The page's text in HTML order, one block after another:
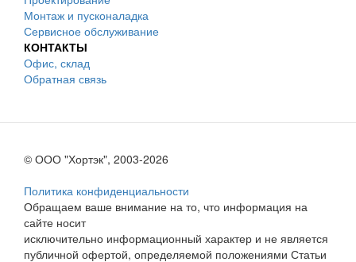
Монтаж и пусконаладка
Сервисное обслуживание
КОНТАКТЫ
Офис, склад
Обратная связь
© ООО "Хортэк", 2003-2026
Политика конфиденциальности
Обращаем ваше внимание на то, что информация на
сайте носит
исключительно информационный характер и не является
публичной офертой, определяемой положениями Статьи